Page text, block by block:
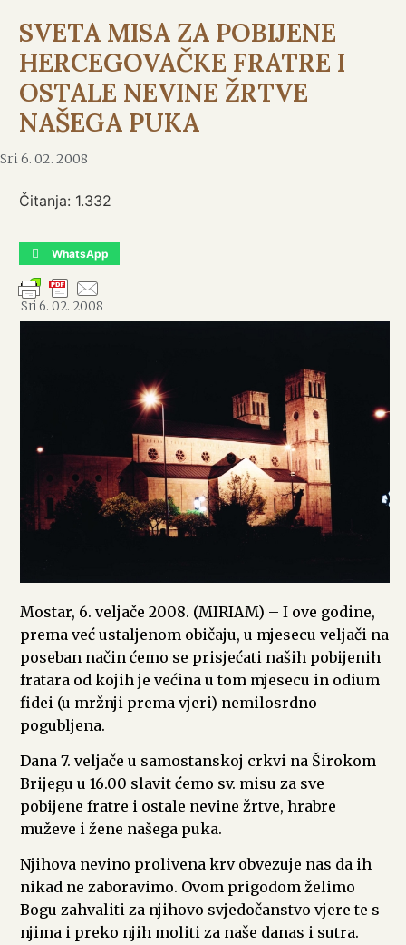
SVETA MISA ZA POBIJENE
HERCEGOVAČKE FRATRE I
OSTALE NEVINE ŽRTVE
NAŠEGA PUKA
Sri 6. 02. 2008
Čitanja: 1.332
WhatsApp
Sri 6. 02. 2008
Mostar, 6. veljače 2008. (MIRIAM) – I ove godine,
prema već ustaljenom običaju, u mjesecu veljači na
poseban način ćemo se prisjećati naših pobijenih
fratara od kojih je većina u tom mjesecu in odium
fidei (u mržnji prema vjeri) nemilosrdno
pogubljena.
Dana 7. veljače u samostanskoj crkvi na Širokom
Brijegu u 16.00 slavit ćemo sv. misu za sve
pobijene fratre i ostale nevine žrtve, hrabre
muževe i žene našega puka.
Njihova nevino prolivena krv obvezuje nas da ih
nikad ne zaboravimo. Ovom prigodom želimo
Bogu zahvaliti za njihovo svjedočanstvo vjere te s
njima i preko njih moliti za naše danas i sutra.